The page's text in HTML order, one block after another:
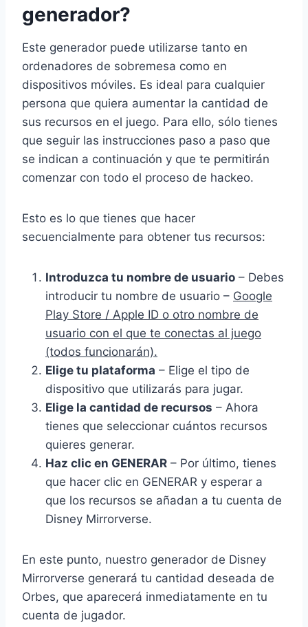
generador?
Este generador puede utilizarse tanto en
ordenadores de sobremesa como en
dispositivos móviles. Es ideal para cualquier
persona que quiera aumentar la cantidad de
sus recursos en el juego. Para ello, sólo tienes
que seguir las instrucciones paso a paso que
se indican a continuación y que te permitirán
comenzar con todo el proceso de hackeo.
Esto es lo que tienes que hacer
secuencialmente para obtener tus recursos:
Introduzca tu nombre de usuario – Debes
introducir tu nombre de usuario – Google
Play Store / Apple ID o otro nombre de
usuario con el que te conectas al juego
(todos funcionarán).
Elige tu plataforma – Elige el tipo de
dispositivo que utilizarás para jugar.
Elige la cantidad de recursos – Ahora
tienes que seleccionar cuántos recursos
quieres generar.
Haz clic en GENERAR – Por último, tienes
que hacer clic en GENERAR y esperar a
que los recursos se añadan a tu cuenta de
Disney Mirrorverse.
En este punto, nuestro generador de Disney
Mirrorverse generará tu cantidad deseada de
Orbes, que aparecerá inmediatamente en tu
cuenta de jugador.